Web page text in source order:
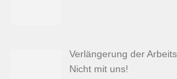
Verlängerung der
Nicht mit uns!